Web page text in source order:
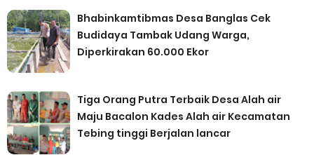
Bhabinkamtibmas Desa Banglas Cek
Budidaya Tambak Udang Warga,
Diperkirakan 60.000 Ekor
Tiga Orang Putra Terbaik Desa Alah air
Maju Bacalon Kades Alah air Kecamatan
Tebing tinggi Berjalan lancar